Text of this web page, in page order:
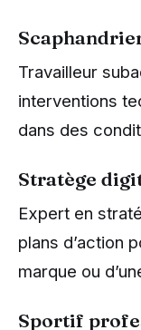
Travailleur
interventions
dans des
Stratège
Expert en
plans d’action
marque ou
Sportif